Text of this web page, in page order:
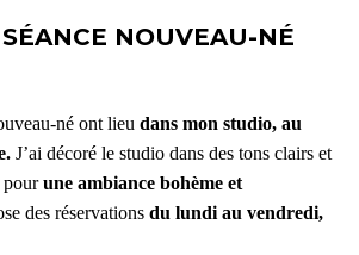
NOUVEAU-NÉ
né ont lieudans mon studio, au
J’ai décoré le studio dans des tons clairs et
pourune ambiance bohème et
des réservationsdu lundi au vendredi,